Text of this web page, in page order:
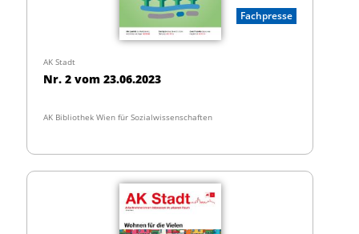
Fachpresse
AK Stadt
Nr. 2 vom 23.06.2023
AK Bibliothek Wien für Sozialwissenschaften